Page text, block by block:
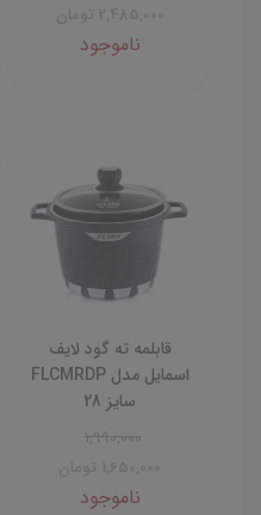
ناموجود
قابلمه ته گود لایف
اسمایل مدل FLCMRDP
سایز 28
1,990,000
ناموجود